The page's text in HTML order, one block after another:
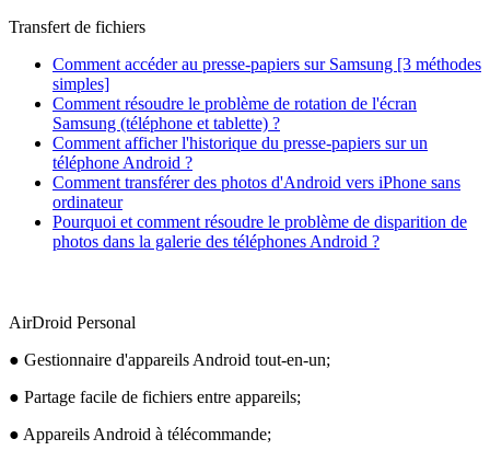
Transfert de fichiers
Comment accéder au presse-papiers sur Samsung [3 méthodes
simples]
Comment résoudre le problème de rotation de l'écran
Samsung (téléphone et tablette) ?
Comment afficher l'historique du presse-papiers sur un
téléphone Android ?
Comment transférer des photos d'Android vers iPhone sans
ordinateur
Pourquoi et comment résoudre le problème de disparition de
photos dans la galerie des téléphones Android ?
AirDroid Personal
● Gestionnaire d'appareils Android tout-en-un;
● Partage facile de fichiers entre appareils;
● Appareils Android à télécommande;